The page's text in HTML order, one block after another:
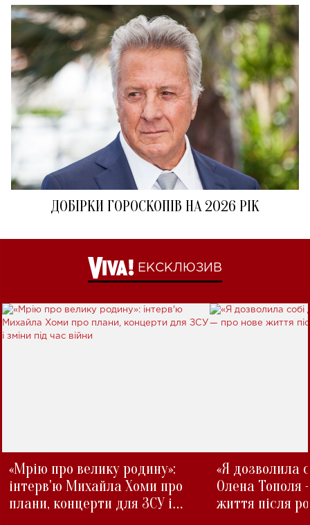
ДОБІРКИ ГОРОСКОПІВ НА 2026 РІК
ЕКСКЛЮЗИВ
«Мрію про велику родину»:
інтерв'ю Михайла Хоми про
плани, концерти для ЗСУ і
«Я дозволила
Олена Тополя
життя після